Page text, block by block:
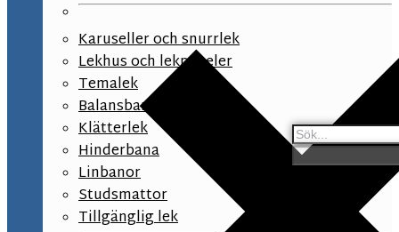
Karuseller och snurrlek
Lekhus och lekpaneler
Temalek
Balansbana
Klätterlek
Hinderbana
Linbanor
Studsmattor
Tillgänglig lek